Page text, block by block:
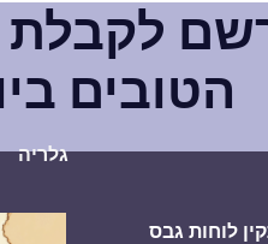
לקבלת
הטובים
לוחות גבס
גלריה